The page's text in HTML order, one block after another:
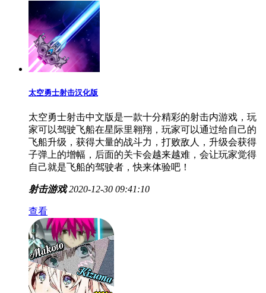
太空勇士射击汉化版
太空勇士射击中文版是一款十分精彩的射击内游戏，玩
家可以驾驶飞船在星际里翱翔，玩家可以通过给自己的
飞船升级，获得大量的战斗力，打败敌人，升级会获得
子弹上的增幅，后面的关卡会越来越难，会让玩家觉得
自己就是飞船的驾驶者，快来体验吧！
射击游戏 2020-12-30 09:41:10
查看